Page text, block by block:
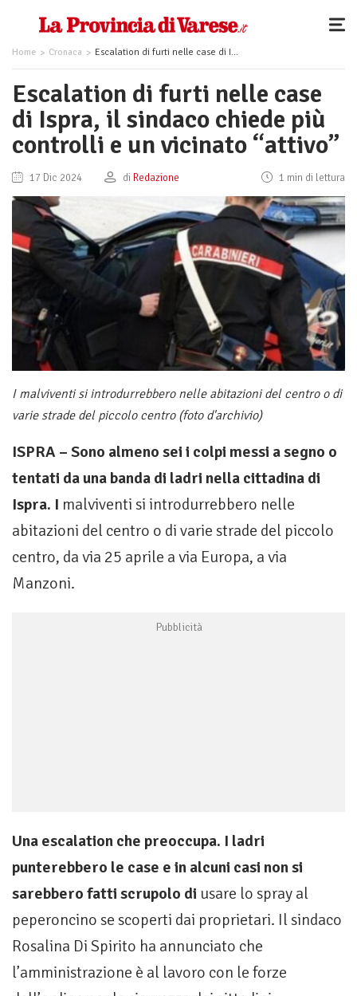
Home Cronaca Escalation di furti nelle case di Ispra, il sindaco chiede più controlli e un vicinato “attivo”
Escalation di furti nelle case
di Ispra, il sindaco chiede più
controlli e un vicinato “attivo”
17 Dic 2024 di Redazione 1 min di lettura
I malviventi si introdurrebbero nelle abitazioni del centro o di
varie strade del piccolo centro (foto d'archivio)
ISPRA – Sono almeno sei i colpi messi a segno o
tentati da una banda di ladri nella cittadina di
Ispra. I malviventi si introdurrebbero nelle
abitazioni del centro o di varie strade del piccolo
centro, da via 25 aprile a via Europa, a via
Manzoni.
Una escalation che preoccupa. I ladri
punterebbero le case e in alcuni casi non si
sarebbero fatti scrupolo di usare lo spray al
peperoncino se scoperti dai proprietari. Il sindaco
Rosalina Di Spirito ha annunciato che
l’amministrazione è al lavoro con le forze